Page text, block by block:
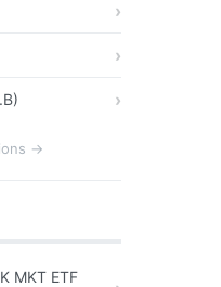
→
MKT ETF